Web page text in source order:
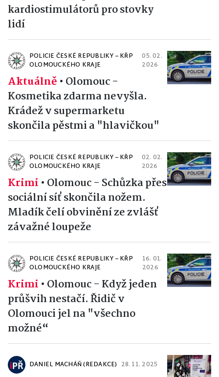
kardiostimulátorů pro stovky
lidí
POLICIE ČESKÉ REPUBLIKY – KŘP
OLOMOUCKÉHO KRAJE
05. 02.
2026
Aktuálně • Olomouc -
Kosmetika zdarma nevyšla.
Krádež v supermarketu
skončila pěstmi a "hlavičkou"
POLICIE ČESKÉ REPUBLIKY – KŘP
OLOMOUCKÉHO KRAJE
02. 02.
2026
Krimi • Olomouc - Schůzka přes
sociální síť skončila nožem.
Mladík čelí obvinění ze zvlášť
závažné loupeže
POLICIE ČESKÉ REPUBLIKY – KŘP
OLOMOUCKÉHO KRAJE
16. 01.
2026
Krimi • Olomouc - Když jeden
průšvih nestačí. Řidič v
Olomouci jel na "všechno
možné“
DANIEL MACHÁŇ (REDAKCE) 28. 11. 2025